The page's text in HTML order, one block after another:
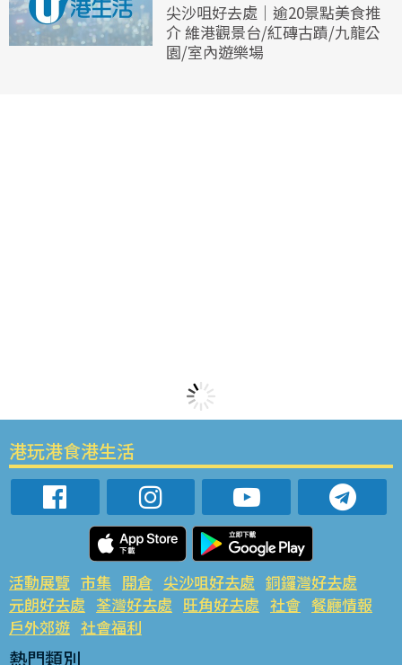
尖沙咀好去處｜逾20景點美食推
介 維港觀景台/紅磚古蹟/九龍公
園/室內遊樂場
港玩港食港生活
活動展覽 市集 開倉 尖沙咀好去處 銅鑼灣好去處
元朗好去處 荃灣好去處 旺角好去處 社會 餐廳情報
戶外郊遊 社會福利
熱門類別